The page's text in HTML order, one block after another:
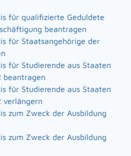
für qualifizierte Geduldete
beantragen
für Staatsangehörige der
für Studierende aus Staaten
beantragen
für Studierende aus Staaten
verlängern
zum Zweck der Ausbildung
zum Zweck der Ausbildung